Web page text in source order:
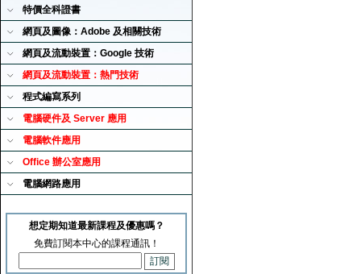
特價全科證書
網頁及圖像：Adobe 及相關技術
網頁及流動裝置：Google 技術
網頁及流動裝置：熱門技術
程式編寫系列
電腦硬件及 Server 應用
電腦軟件應用
Office 辦公室應用
電腦網路應用
想定期知道最新課程及優惠嗎？
免費訂閱本中心的課程通訊！